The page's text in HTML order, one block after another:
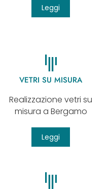
Leggi
VETRI SU MISURA
Realizzazione vetri su
misura a Bergamo
Leggi